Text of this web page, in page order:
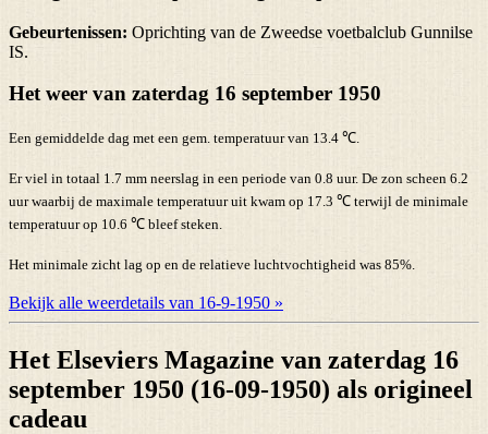
Gebeurtenissen: Oprichting van de Zweedse voetbalclub Gunnilse
IS.
Het weer van zaterdag 16 september 1950
Een gemiddelde dag met een gem. temperatuur van 13.4 ℃.
Er viel in totaal 1.7 mm neerslag in een periode van 0.8 uur. De zon scheen 6.2
uur waarbij de maximale temperatuur uit kwam op 17.3 ℃ terwijl de minimale
temperatuur op 10.6 ℃ bleef steken.
Het minimale zicht lag op en de relatieve luchtvochtigheid was 85%.
Bekijk alle weerdetails van 16-9-1950 »
Het Elseviers Magazine van zaterdag 16
september 1950 (16-09-1950) als origineel
cadeau